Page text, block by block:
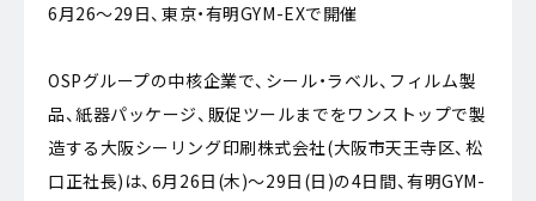
6月26～29日、東京・有明GYM-EXで開催
OSPグループの中核企業で、シール・ラベル、フィルム製
品、紙器パッケージ、販促ツールまでをワンストップで製
造する大阪シーリング印刷株式会社(大阪市天王寺区、松
口正社長)は、6月26日(木)～29日(日)の4日間、有明GYM-